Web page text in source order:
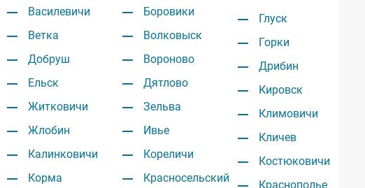
Василевичи
Ветка
Добруш
Ельск
Житковичи
Жлобин
Калинковичи
Корма
Боровики
Волковыск
Вороново
Дятлово
Зельва
Ивье
Кореличи
Красносельский
Глуск
Горки
Дрибин
Кировск
Климовичи
Кличев
Костюковичи
Краснополье